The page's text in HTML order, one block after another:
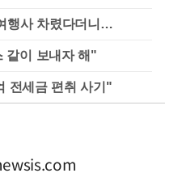
행사 차렸다더니…
같이 보내자 해"
전세금 편취 사기"